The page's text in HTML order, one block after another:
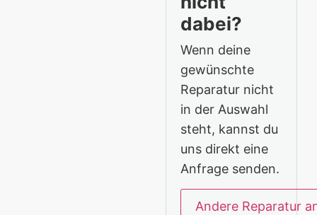
dabei?
Wenn deine
gewünschte
Reparatur nicht
in der Auswahl
steht, kannst du
uns direkt eine
Anfrage senden.
Andere Reparatur